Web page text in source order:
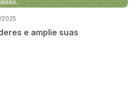
e amplie suas